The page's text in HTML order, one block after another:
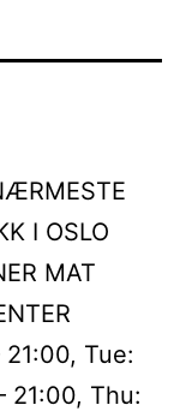
I OSLO
MAT
Tue:
21:00, Thu: